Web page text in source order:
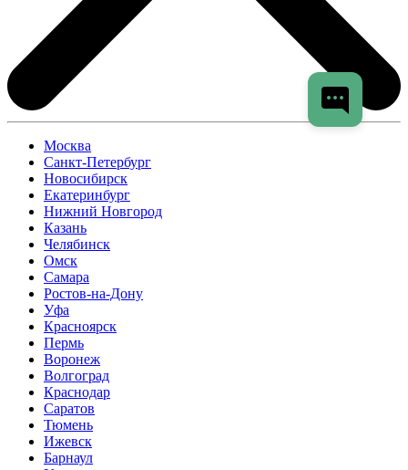
Москва
Санкт-Петербург
Новосибирск
Екатеринбург
Нижний Новгород
Казань
Челябинск
Омск
Самара
Ростов-на-Дону
Уфа
Красноярск
Пермь
Воронеж
Волгоград
Краснодар
Саратов
Тюмень
Ижевск
Барнаул